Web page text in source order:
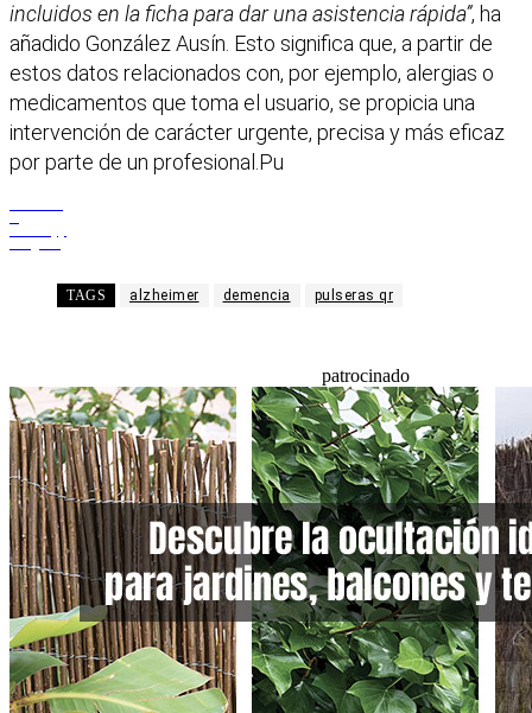
incluidos en la ficha para dar una asistencia rápida”, ha
añadido González Ausín. Esto significa que, a partir de
estos datos relacionados con, por ejemplo, alergias o
medicamentos que toma el usuario, se propicia una
intervención de carácter urgente, precisa y más eficaz
por parte de un profesional.Pu
TAGS alzheimer demencia pulseras qr
patrocinado